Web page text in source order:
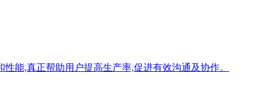
能,真正帮助用户提高生产率,促进有效沟通及协作。